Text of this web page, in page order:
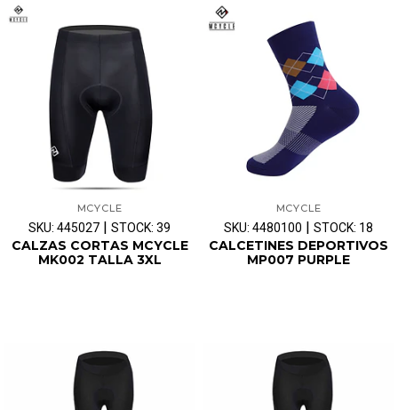
MCYCLE
SKU: 445027 | STOCK: 39
CALZAS CORTAS MCYCLE
MK002 TALLA 3XL
MCYCLE
SKU: 4480100 | STOCK: 18
CALCETINES DEPORTIVOS
MP007 PURPLE